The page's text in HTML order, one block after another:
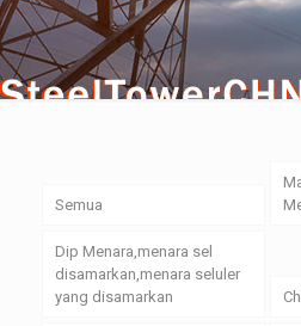
Semua
Dip Menara,menara sel
disamarkan,menara seluler
yang disamarkan